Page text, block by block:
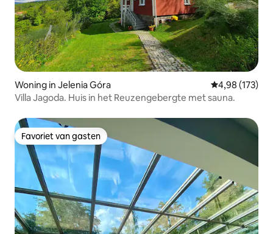
Woning in Jelenia Góra Gemiddelde
4,98 (173)
Villa Jagoda. Huis in het Reuzengebergte met sauna.
Favoriet van gasten
Favoriet van gasten